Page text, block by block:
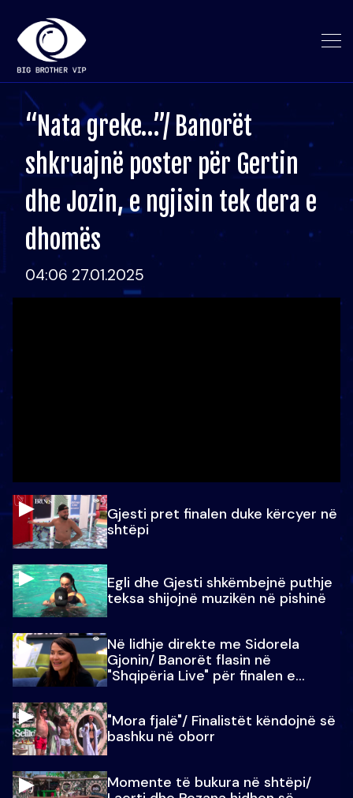
“Nata greke…”/ Banorët
shkruajnë poster për Gertin
dhe Jozin, e ngjisin tek dera e
dhomës
04:06 27.01.2025
Gjesti pret finalen duke kërcyer në
shtëpi
Egli dhe Gjesti shkëmbejnë puthje
teksa shijojnë muzikën në pishinë
Në lidhje direkte me Sidorela
Gjonin/ Banorët flasin në
"Shqipëria Live" për finalen e
"Mora fjalë"/ Finalistët këndojnë së
bashku në oborr
Momente të bukura në shtëpi/